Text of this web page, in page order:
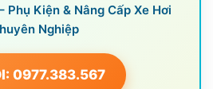
Phụ Kiện & Nâng Cấp Xe Hơi
Nghiệp
0977.383.567